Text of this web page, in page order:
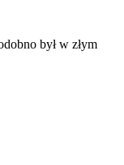
był w złym